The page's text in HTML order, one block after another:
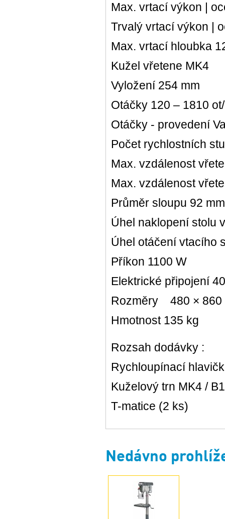
Max. vrtací výkon |
Trvalý vrtací výkon |
Max. vrtací hloubka
Kužel vřetene MK4
Vyložení 254 mm
Otáčky 120 – 1810
Otáčky - provedení
Počet rychlostních
Max. vzdálenost
Max. vzdálenost
Průměr sloupu 92 mm
Úhel naklopení stolu
Úhel otáčení vtacího
Příkon 1100 W
Elektrické připojení
Rozměry 480 × 860
Hmotnost 135 kg
Rozsah dodávky :
Rychloupínací
Kuželový trn MK4 /
T-matice (2 ks)
Nedávno